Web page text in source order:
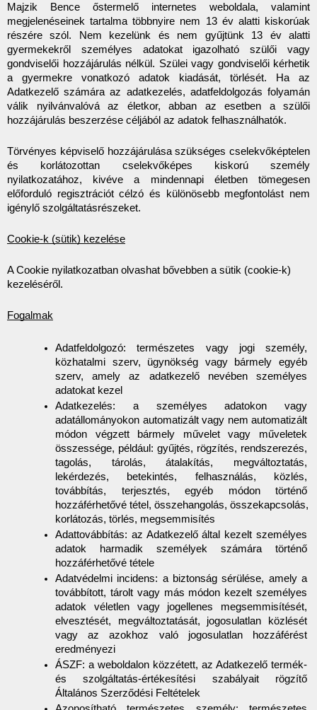
Majzik Bence őstermelő internetes weboldala, valamint
megjelenéseinek tartalma többnyire nem 13 év alatti kiskorúak
részére szól. Nem kezelünk és nem gyűjtünk 13 év alatti
gyermekekről személyes adatokat igazolható szülői vagy
gondviselői hozzájárulás nélkül. Szülei vagy gondviselői kérhetik
a gyermekre vonatkozó adatok kiadását, törlését. Ha az
Adatkezelő számára az adatkezelés, adatfeldolgozás folyamán
válik nyilvánvalóvá az életkor, abban az esetben a szülői
hozzájárulás beszerzése céljából az adatok felhasználhatók.
Törvényes képviselő hozzájárulása szükséges cselekvőképtelen
és korlátozottan cselekvőképes kiskorú személy
nyilatkozatához, kivéve a mindennapi életben tömegesen
előforduló regisztrációt célzó és különösebb megfontolást nem
igénylő szolgáltatásrészeket.
Cookie-k (sütik) kezelése
A Cookie nyilatkozatban olvashat bővebben a sütik (cookie-k)
kezeléséről.
Fogalmak
Adatfeldolgozó: természetes vagy jogi személy,
közhatalmi szerv, ügynökség vagy bármely egyéb
szerv, amely az adatkezelő nevében személyes
adatokat kezel
Adatkezelés: a személyes adatokon vagy
adatállományokon automatizált vagy nem automatizált
módon végzett bármely művelet vagy műveletek
összessége, például: gyűjtés, rögzítés, rendszerezés,
tagolás, tárolás, átalakítás, megváltoztatás,
lekérdezés, betekintés, felhasználás, közlés,
továbbítás, terjesztés, egyéb módon történő
hozzáférhetővé tétel, összehangolás, összekapcsolás,
korlátozás, törlés, megsemmisítés
Adattovábbítás: az Adatkezelő által kezelt személyes
adatok harmadik személyek számára történő
hozzáférhetővé tétele
Adatvédelmi incidens: a biztonság sérülése, amely a
továbbított, tárolt vagy más módon kezelt személyes
adatok véletlen vagy jogellenes megsemmisítését,
elvesztését, megváltoztatását, jogosulatlan közlését
vagy az azokhoz való jogosulatlan hozzáférést
eredményezi
ÁSZF: a weboldalon közzétett, az Adatkezelő termék-
és szolgáltatás-értékesítési szabályait rögzítő
Általános Szerződési Feltételek